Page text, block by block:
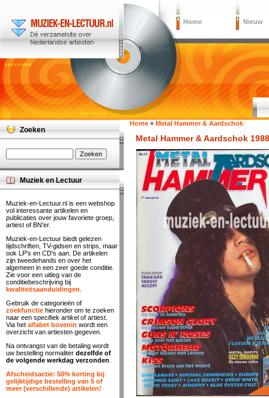
Home Nieuw
Home » Metal Hammer & Aardschok
Metal Hammer & Aardschok
Zoeken
Muziek en Lectuur
Muziek-en-Lectuur.nl is een webshop
vol interessante artikelen en
publicaties over jouw favoriete groep,
artiest of BN'er.
Muziek-en-Lectuur biedt gelezen
tijdschriften, TV-gidsen en strips, maar
ook LP's en CD's aan. De artikelen
zijn tweedehands en over het
algemeen in een zeer goede conditie.
Zie voor een uitleg van de
conditiebeschrijving bij
kwaliteitsaanduidingen
Gebruik de categorieën of
zoekfunctie hieronder om te zoeken
naar een specifiek artikel of artiest.
Via het alfabet bovenin wordt een
overzicht van artiesten gegeven.
Na ontvangst van de betaling wordt
uw bestelling normaliter dezelfde of
de volgende werkdag verzonden
Afscheidsactie: 50% korting bij
gelijktijdige bestelling van 5 of
meer (verschillende) artikelen!